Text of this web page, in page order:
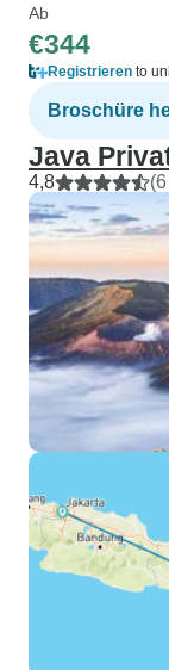
Ab
€344
Registrieren to
Broschüre
Java
4,8